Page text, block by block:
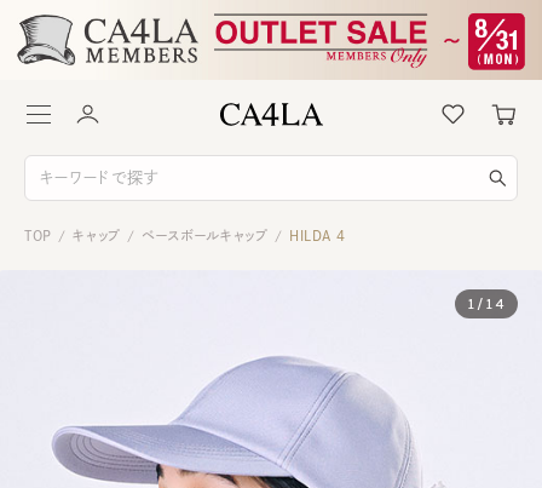
TOP / キャップ / ベースボールキャップ / HILDA 4
1 / 14